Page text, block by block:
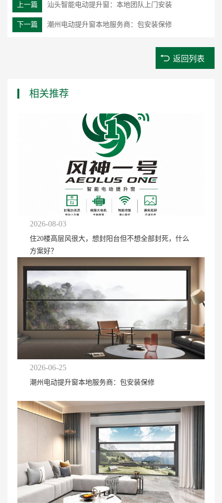
上一篇 汕头智能电动提升窗：本地团队上门安装
下一篇 潮州电动提升窗本地服务商：包安装保修
返回列表
相关推荐
2026-08-03
住20楼高层风很大，想封阳台但不想全部封死，什么
方案好？
2026-06-25
潮州电动提升窗本地服务商：包安装保修